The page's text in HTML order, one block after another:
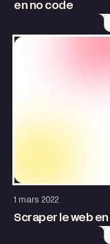
en no code
1 mars 2022
Scraper le web